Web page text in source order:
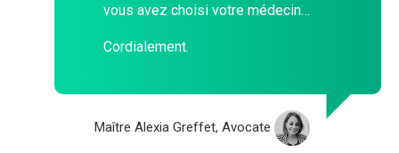
vous avez choisi votre médecin…
Cordialement.
Maître Alexia Greffet, Avocate